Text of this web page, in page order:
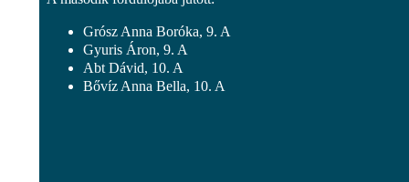
Grósz Anna Boróka, 9. A
Gyuris Áron, 9. A
Abt Dávid, 10. A
Bővíz Anna Bella, 10. A